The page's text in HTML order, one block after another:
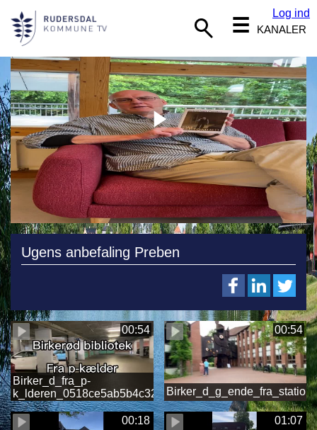
Log ind
☰ KANALER
Ugens anbefaling Preben
00:54
Birker_d_fra_p-
k_lderen_0518ce5ab5b4c32d45eaed9536fa0ce4.MOV
00:54
00:18 01:07